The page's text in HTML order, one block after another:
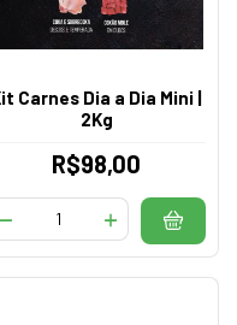
Carnes Dia a Dia Mini |
2Kg
R$98,00